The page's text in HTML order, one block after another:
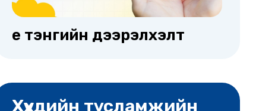
Үе тэнгийн дээрэлхэлт
Хүүхдийн тусламжийн